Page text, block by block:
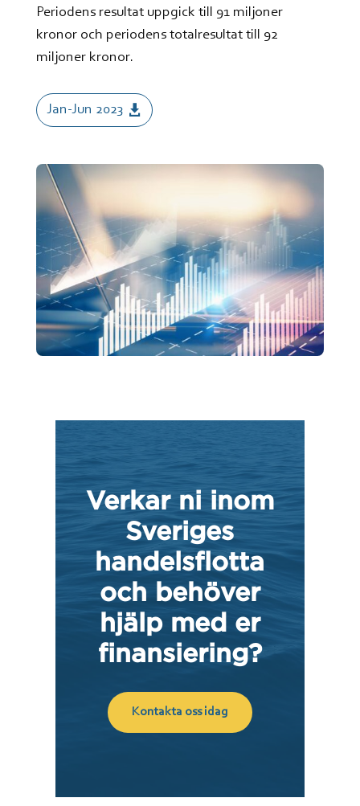
Periodens resultat uppgick till 91 miljoner
kronor och periodens totalresultat till 92
miljoner kronor.
Jan-Jun 2023
Verkar ni inom
Sveriges
handelsflotta
och behöver
hjälp med er
finansiering?
Kontakta oss idag